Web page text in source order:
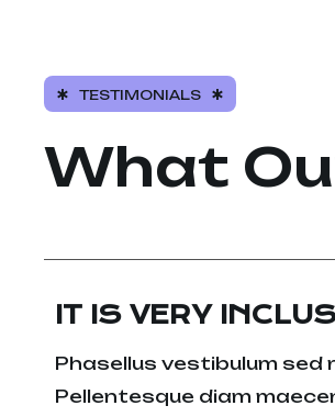
TESTIMONIALS
What
IT IS VERY
Phasellus vestibulum sed
Pellentesque diam